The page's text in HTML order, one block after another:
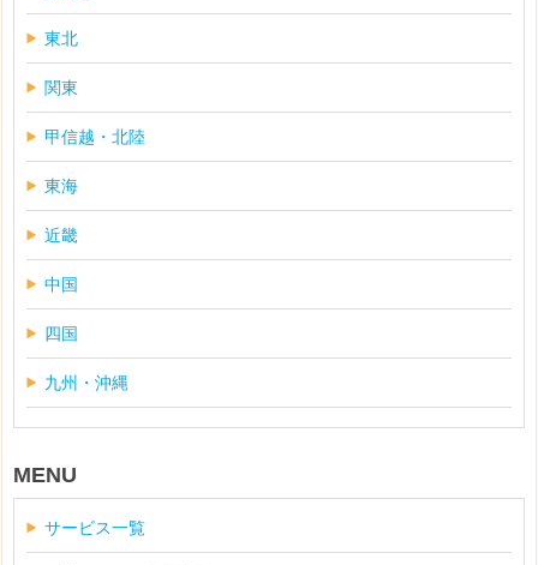
東北
関東
甲信越・北陸
東海
近畿
中国
四国
九州・沖縄
MENU
サービス一覧